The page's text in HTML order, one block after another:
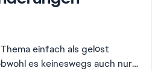
es keineswegs auch nur